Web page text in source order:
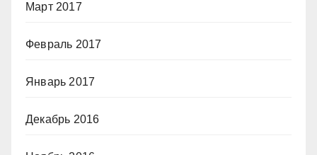
Март 2017
Февраль 2017
Январь 2017
Декабрь 2016